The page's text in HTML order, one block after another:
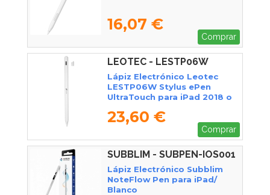
16,07 €
Comprar
LEOTEC - LESTP06W
Lápiz Electrónico Leotec
LESTP06W Stylus ePen
UltraTouch para iPad 2018 o
23,60 €
Comprar
SUBBLIM - SUBPEN-IOS001
Lápiz Electrónico Subblim
NoteFlow Pen para iPad/
Blanco